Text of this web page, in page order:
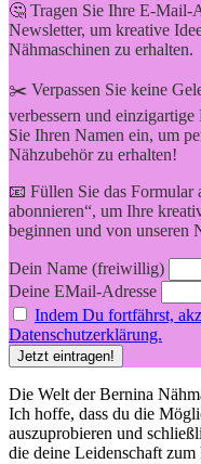
🤔 Tragen Sie Ihre E-Mail-
Newsletter, um kreative
Nähmaschinen zu erhalten.
✂️ Verpassen Sie keine
verbessern und
Sie Ihren Namen ein, um
Nähzubehör zu erhalten!
📧 Füllen Sie das Formular
abonnieren“, um Ihre
beginnen und von unseren
Dein Name (freiwillig)
Deine EMail-Adresse
Indem Du fortfährst,
Datenschutzerklärung.
Die Welt der Bernina
Ich hoffe, dass du die
auszuprobieren und
die deine Leidenschaft zum